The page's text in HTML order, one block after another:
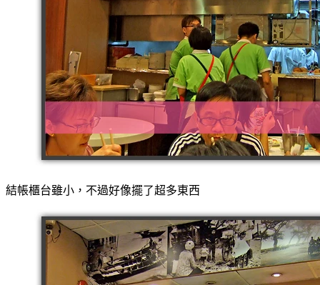
結帳櫃台雖小，不過好像擺了超多東西